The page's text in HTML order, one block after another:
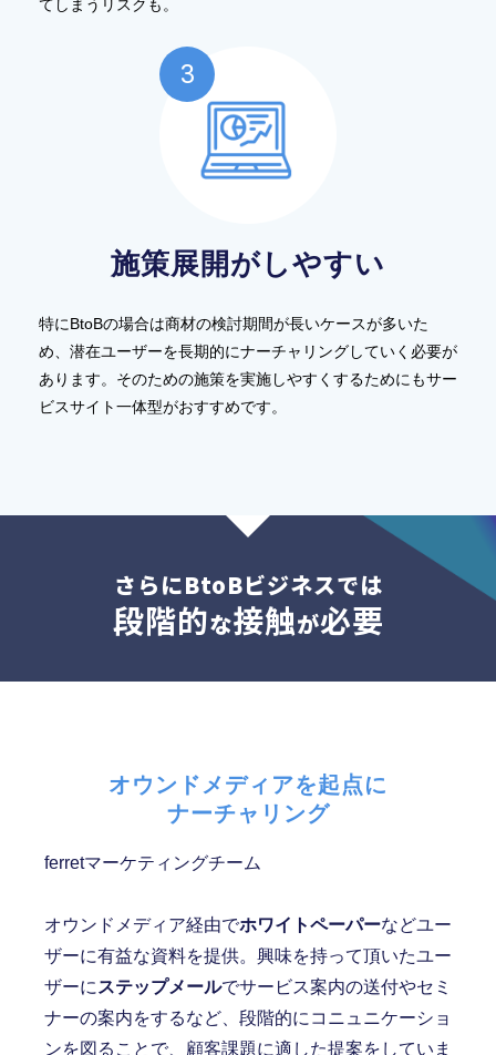
てしまうリスクも。
施策展開がしやすい
特にBtoBの場合は商材の検討期間が長いケースが多いた
め、潜在ユーザーを長期的にナーチャリングしていく必要が
あります。そのための施策を実施しやすくするためにもサー
ビスサイト一体型がおすすめです。
さらにBtoBビジネスでは
段階的な接触が必要
オウンドメディアを起点に
ナーチャリング
ferretマーケティングチーム
オウンドメディア経由でホワイトペーパーなどユー
ザーに有益な資料を提供。興味を持って頂いたユー
ザーに ステップメールでサービス案内の送付やセミ
ナーの案内をするなど、段階的にコニュニケーショ
ンを図ることで、顧客課題に適した提案をしていま